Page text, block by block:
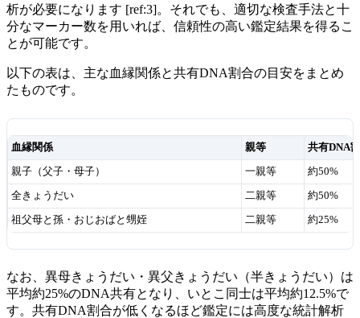
析が必要になります [ref:3]。それでも、適切な検査手法と十
分なマーカー数を用いれば、信頼性の高い鑑定結果を得るこ
とが可能です。
以下の表は、主な血縁関係と共有DNA割合の目安をまとめ
たものです。
血縁関係 親等 共有DNA
親子（父子・母子） 一親等 約50%
全きょうだい 二親等 約50%
祖父母と孫・おじおばと甥姪 二親等 約25%
なお、異母きょうだい・異父きょうだい（半きょうだい）は
平均約25%のDNA共有となり、いとこ同士は平均約12.5%で
す。共有DNA割合が低くなるほど鑑定には高度な統計解析